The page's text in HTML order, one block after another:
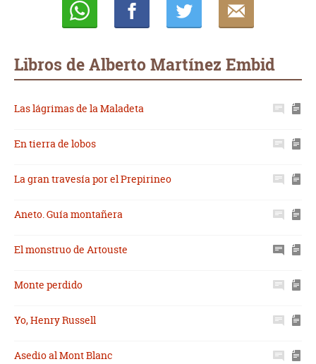
Libros de Alberto Martínez Embid
Las lágrimas de la Maladeta
En tierra de lobos
La gran travesía por el Prepirineo
Aneto. Guía montañera
El monstruo de Artouste
Monte perdido
Yo, Henry Russell
Asedio al Mont Blanc